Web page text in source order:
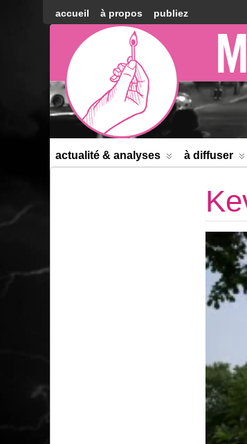
accueil à propos publiez
Montréal
Counter-
information
actualité & analyses à diffuser